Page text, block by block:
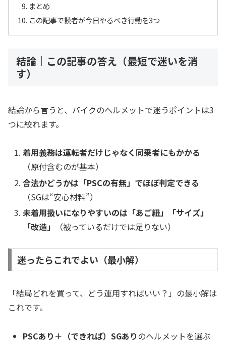
まとめ
この記事で読者が今日やるべき行動を3つ
結論｜この記事の答え（最短で迷いを消
す）
結論から言うと、バイクのヘルメットで迷うポイントは3
つに絞れます。
着用義務は運転者だけじゃなく同乗者にもかかる
（原付含むのが基本）
合法かどうかは「PSCの有無」でほぼ判定できる
（SGは“安心材料”）
未着用扱いになりやすいのは「あご紐」「サイズ」
「改造」
（被っているだけでは足りない）
迷ったらこれでよい（最小解）
「結局どれを買って、どう運用すればいい？」の最小解は
これです。
PSCあり＋（できれば）SGありのヘルメットを選ぶ